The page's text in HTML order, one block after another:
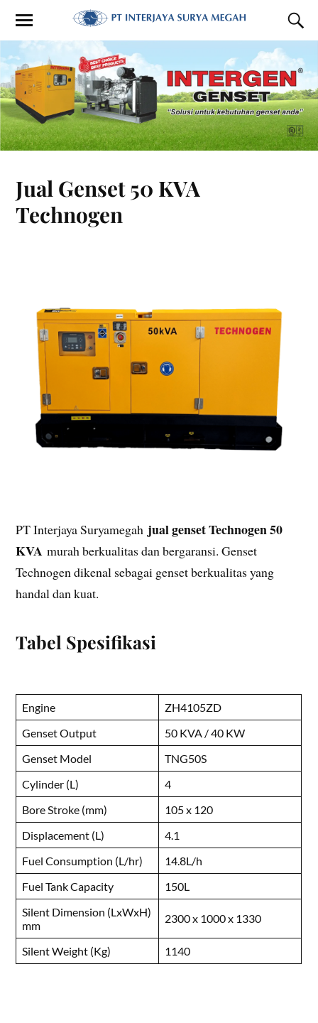
Jual Genset 50 KVA
Technogen
PT Interjaya Suryamegah jual genset Technogen 50
KVA murah berkualitas dan bergaransi. Genset
Technogen dikenal sebagai genset berkualitas yang
handal dan kuat.
Tabel Spesifikasi
Engine
ZH4105ZD
Genset Output
50 KVA / 40 KW
Genset Model
TNG50S
Cylinder (L)
4
Bore Stroke (mm)
105 x 120
Displacement (L)
4.1
Fuel Consumption (L/hr)
14.8L/h
Fuel Tank Capacity
150L
Silent Dimension (LxWxH)
mm
2300 x 1000 x 1330
Silent Weight (Kg) 1140